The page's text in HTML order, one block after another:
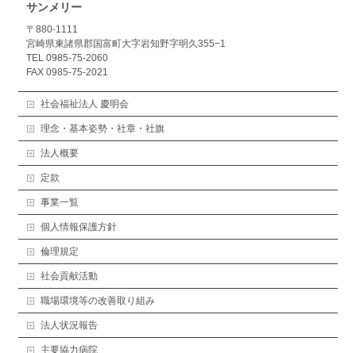
サンメリー
〒880-1111
宮崎県東諸県郡国富町大字岩知野字明久355−1
TEL 0985-75-2060
FAX 0985-75-2021
社会福祉法人 慶明会
理念・基本姿勢・社章・社旗
法人概要
定款
事業一覧
個人情報保護方針
倫理規定
社会貢献活動
職場環境等の改善取り組み
法人状況報告
主要協力病院